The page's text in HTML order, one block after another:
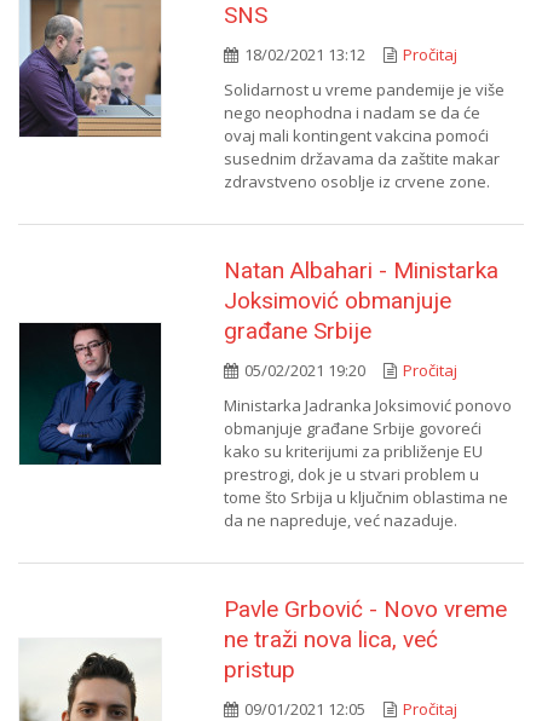
SNS
18/02/2021 13:12
Pročitaj
Solidarnost u vreme pandemije je više
nego neophodna i nadam se da će
ovaj mali kontingent vakcina pomoći
susednim državama da zaštite makar
zdravstveno osoblje iz crvene zone.
Natan Albahari - Ministarka
Joksimović obmanjuje
građane Srbije
05/02/2021 19:20
Pročitaj
Ministarka Jadranka Joksimović ponovo
obmanjuje građane Srbije govoreći
kako su kriterijumi za približenje EU
prestrogi, dok je u stvari problem u
tome što Srbija u ključnim oblastima ne
da ne napreduje, već nazaduje.
Pavle Grbović - Novo vreme
ne traži nova lica, već
pristup
09/01/2021 12:05
Pročitaj